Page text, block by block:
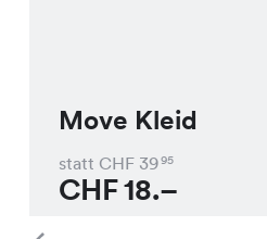
Move Kleid
statt CHF 3995
CHF18.–